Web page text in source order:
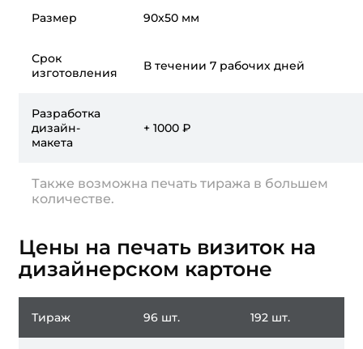
Размер 90x50 мм
Срок
изготовления
В течении 7 рабочих дней
Разработка
дизайн-
макета
+ 1000 ₽
Также возможна печать тиража в большем
количестве.
Цены на печать визиток на
дизайнерском картоне
Тираж 96 шт. 192 шт.